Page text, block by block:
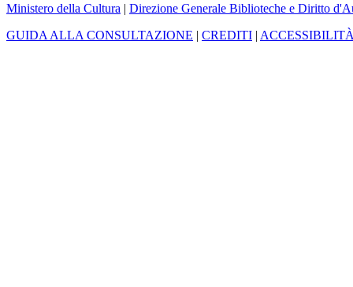
Ministero della Cultura | Direzione Generale Biblioteche e Diritto
GUIDA ALLA CONSULTAZIONE | CREDITI |